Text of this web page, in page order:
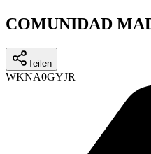
COMUNIDAD
Teilen
WKNA0GYJR